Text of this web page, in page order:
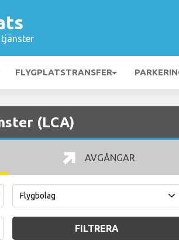
FLYGPLATSTRANSFER
(LCA)
AVGÅNGAR
FILTRERA